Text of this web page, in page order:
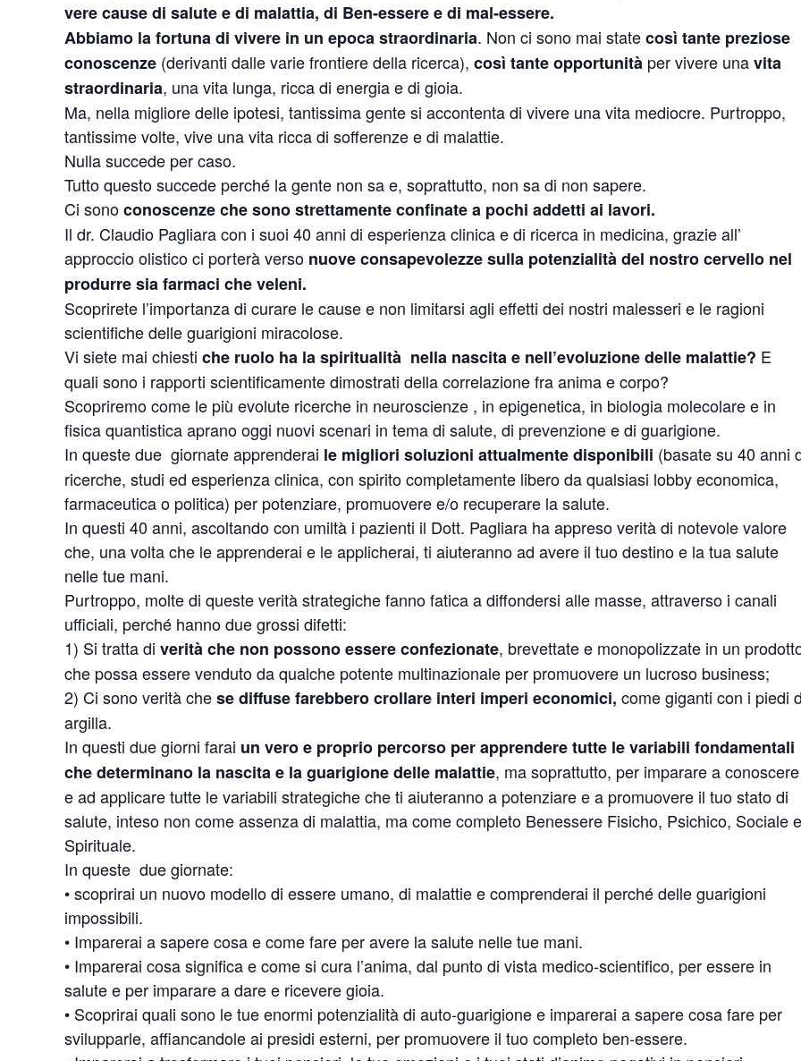
vere cause di salute e di malattia, di Ben-essere e di mal-essere.
Abbiamo la fortuna di vivere in un epoca straordinaria. Non ci sono mai statecosì tante preziose
conoscenze (derivanti dalle varie frontiere della ricerca), così tante opportunità per vivere unavita
straordinaria, una vita lunga, ricca di energia e di gioia.
Ma, nella migliore delle ipotesi, tantissima gente si accontenta di vivere una vita mediocre. Purtroppo,
tantissime volte, vive una vita ricca di sofferenze e di malattie.
Nulla succede per caso.
Tutto questo succede perché la gente non sa e, soprattutto, non sa di non sapere.
Ci sonoconoscenze che sono strettamente confinate a pochi addetti ai lavori.
Il dr. Claudio Pagliara con i suoi 40 anni di esperienza clinica e di ricerca in medicina, grazie all’
approccio olistico ci porterà verso nuove consapevolezze sulla potenzialità del nostro cervello nel
produrre sia farmaci che veleni.
Scoprirete l’importanza di curare le cause e non limitarsi agli effetti dei nostri malesseri e le ragioni
scientifiche delle guarigioni miracolose.
Vi siete mai chiesti che ruolo ha la spiritualità nella nascita e nell’evoluzione delle malattie? E
quali sono i rapporti scientificamente dimostrati della correlazione fra anima e corpo?
Scopriremo come le più evolute ricerche in neuroscienze , in epigenetica, in biologia molecolare e in
fisica quantistica aprano oggi nuovi scenari in tema di salute, di prevenzione e di guarigione.
In queste due giornate apprenderai le migliori soluzioni attualmente disponibili (basate su 40 anni
ricerche, studi ed esperienza clinica, con spirito completamente libero da qualsiasi lobby economica,
farmaceutica o politica) per potenziare, promuovere e/o recuperare la salute.
In questi 40 anni, ascoltando con umiltà i pazienti il Dott. Pagliara ha appreso verità di notevole valore
che, una volta che le apprenderai e le applicherai, ti aiuteranno ad avere il tuo destino e la tua salute
nelle tue mani.
Purtroppo, molte di queste verità strategiche fanno fatica a diffondersi alle masse, attraverso i canali
ufficiali, perché hanno due grossi difetti:
1) Si tratta di verità che non possono essere confezionate, brevettate e monopolizzate in un
che possa essere venduto da qualche potente multinazionale per promuovere un lucroso business;
2) Ci sono verità chese diffuse farebbero crollare interi imperi economici, come giganti con i piedi
argilla.
In questi due giorni farai un vero e proprio percorso per apprendere tutte le variabili fondamentali
che determinano la nascita e la guarigione delle malattie, ma soprattutto, per imparare a conoscere
e ad applicare tutte le variabili strategiche che ti aiuteranno a potenziare e a promuovere il tuo stato di
salute, inteso non come assenza di malattia, ma come completo Benessere Fisicho, Psichico, Sociale e
Spirituale.
In queste due giornate:
• scoprirai un nuovo modello di essere umano, di malattie e comprenderai il perché delle guarigioni
impossibili.
• Imparerai a sapere cosa e come fare per avere la salute nelle tue mani.
• Imparerai cosa significa e come si cura l’anima, dal punto di vista medico-scientifico, per essere in
salute e per imparare a dare e ricevere gioia.
• Scoprirai quali sono le tue enormi potenzialità di auto-guarigione e imparerai a sapere cosa fare per
svilupparle, affiancandole ai presidi esterni, per promuovere il tuo completo ben-essere.